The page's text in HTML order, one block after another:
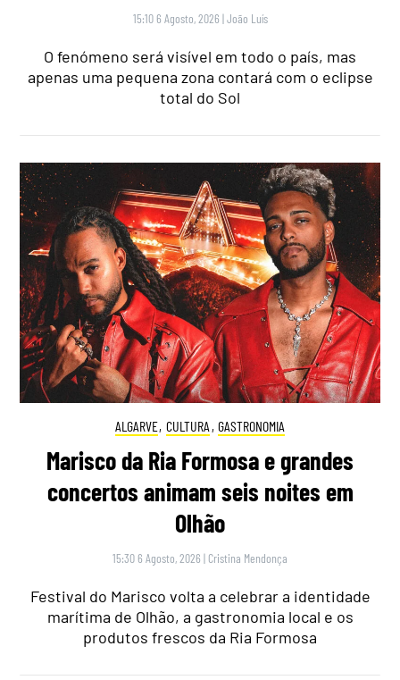
15:10 6 Agosto, 2026 |João Luís
O fenómeno será visível em todo o país, mas
apenas uma pequena zona contará com o eclipse
total do Sol
ALGARVE, CULTURA , GASTRONOMIA
Marisco da Ria Formosa e grandes
concertos animam seis noites em
Olhão
15:30 6 Agosto, 2026 | Cristina Mendonça
Festival do Marisco volta a celebrar a identidade
marítima de Olhão, a gastronomia local e os
produtos frescos da Ria Formosa